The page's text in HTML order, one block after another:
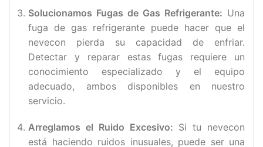
Solucionamos Fugas de Gas Refrigerante: Una
fuga de gas refrigerante puede hacer que el
nevecon pierda su capacidad de enfriar.
Detectar y reparar estas fugas requiere un
conocimiento especializado y el equipo
adecuado, ambos disponibles en nuestro
servicio.
Arreglamos el Ruido Excesivo: Si tu nevecon
está haciendo ruidos inusuales, puede ser una